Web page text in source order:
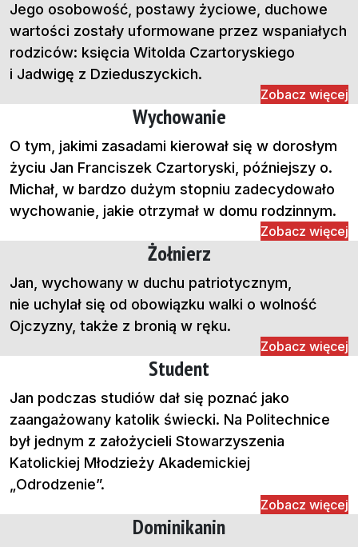
Jego osobowość, postawy życiowe, duchowe
wartości zostały uformowane przez wspaniałych
rodziców: księcia Witolda Czartoryskiego
i Jadwigę z Dzieduszyckich.
Zobacz więcej
Wychowanie
O tym, jakimi zasadami kierował się w dorosłym
życiu Jan Franciszek Czartoryski, późniejszy o.
Michał, w bardzo dużym stopniu zadecydowało
wychowanie, jakie otrzymał w domu rodzinnym.
Zobacz więcej
Żołnierz
Jan, wychowany w duchu patriotycznym,
nie uchylał się od obowiązku walki o wolność
Ojczyzny, także z bronią w ręku.
Zobacz więcej
Student
Jan podczas studiów dał się poznać jako
zaangażowany katolik świecki. Na Politechnice
był jednym z założycieli Stowarzyszenia
Katolickiej Młodzieży Akademickiej
„Odrodzenie”.
Zobacz więcej
Dominikanin